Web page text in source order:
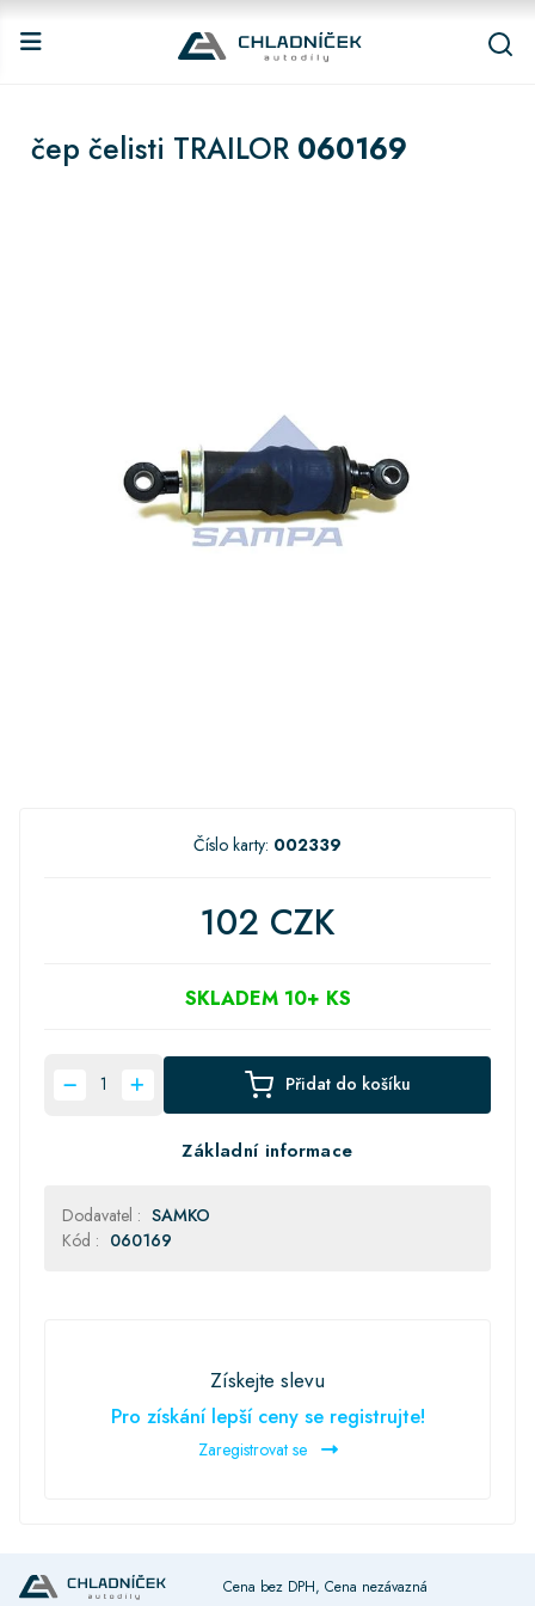
čep čelisti TRAILOR 060169
Číslo karty: 002339
102 CZK
SKLADEM 10+ KS
Přidat do košíku
Základní informace
Dodavatel : SAMKO
Kód : 060169
Získejte slevu
Pro získání lepší ceny se registrujte!
Zaregistrovat se
Cena bez DPH, Cena nezávazná